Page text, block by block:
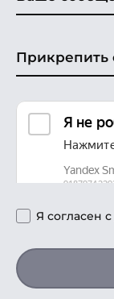
Прикрепить
Я согласен с